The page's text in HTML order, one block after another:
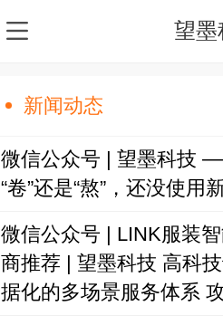
望墨
新闻动态
微信公众号 | 望墨科技
“卷”还是“熬”，还没使用
微信公众号 | LINK服装
商推荐 | 望墨科技 高科
据化的多场景服务体系